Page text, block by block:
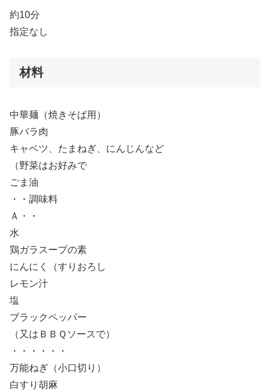
約10分
指定なし
材料
中華麺（焼きそば用）
豚バラ肉
キャベツ、たまねぎ、にんじんなど
（野菜はお好みで
ごま油
・・調味料
Ａ・・
水
鶏ガラスープの素
にんにく（すりおろし
レモン汁
塩
ブラックペッパー
（又はＢＢＱソースで）
・・・・・・
万能ねぎ（小口切り）
白すり胡麻